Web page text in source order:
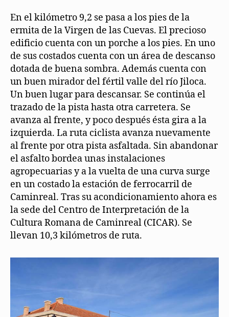
En el kilómetro 9,2 se pasa a los pies de la
ermita de la Virgen de las Cuevas. El precioso
edificio cuenta con un porche a los pies. En uno
de sus costados cuenta con un área de descanso
dotada de buena sombra. Además cuenta con
un buen mirador del fértil valle del río Jiloca.
Un buen lugar para descansar. Se continúa el
trazado de la pista hasta otra carretera. Se
avanza al frente, y poco después ésta gira a la
izquierda. La ruta ciclista avanza nuevamente
al frente por otra pista asfaltada. Sin abandonar
el asfalto bordea unas instalaciones
agropecuarias y a la vuelta de una curva surge
en un costado la estación de ferrocarril de
Caminreal. Tras su acondicionamiento ahora es
la sede del Centro de Interpretación de la
Cultura Romana de Caminreal (CICAR). Se
llevan 10,3 kilómetros de ruta.